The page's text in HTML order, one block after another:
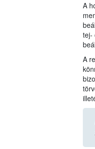
A
tej-
A